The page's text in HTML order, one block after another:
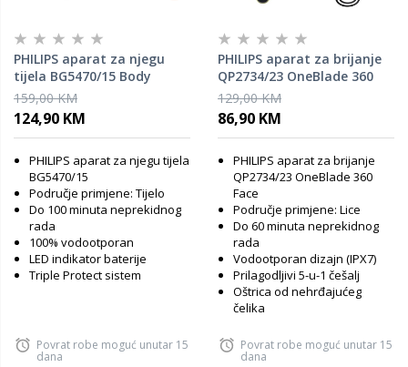
PHILIPS aparat za njegu
tijela BG5470/15 Body
Groomer Series 5000
159,00 KM
124,90 KM
PHILIPS aparat za njegu tijela
BG5470/15
Područje primjene: Tijelo
Do 100 minuta neprekidnog
rada
100% vodootporan
LED indikator baterije
Triple Protect sistem
Povrat robe moguć unutar 15
dana
PHILIPS aparat za brijanje
QP2734/23 OneBlade 360
Face
129,00 KM
86,90 KM
PHILIPS aparat za brijanje
QP2734/23 OneBlade 360
Face
Područje primjene: Lice
Do 60 minuta neprekidnog
rada
Vodootporan dizajn (IPX7)
Prilagodljivi 5-u-1 češalj
Oštrica od nehrđajućeg
čelika
Povrat robe moguć unutar 15
dana